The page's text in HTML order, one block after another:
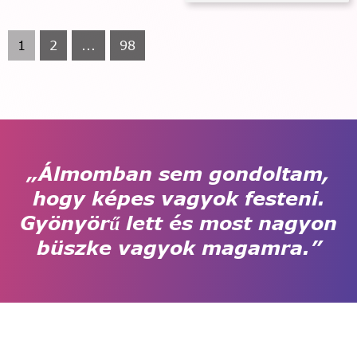
1 2 ... 98
„Álmomban sem gondoltam,
hogy képes vagyok festeni.
Gyönyörű lett és most nagyon
büszke vagyok magamra.”